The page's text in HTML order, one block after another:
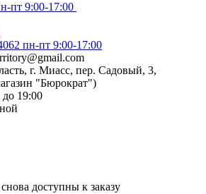
пт 9:00-17:00
пн-пт 9:00-17:00
г. Миасс, пер. Садовый, 3,
"Бюрократ")
19:00
доступны к заказу